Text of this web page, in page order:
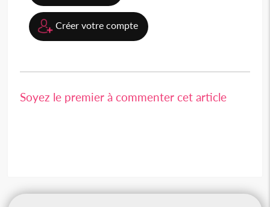
Créer votre compte
Soyez le premier à commenter cet article